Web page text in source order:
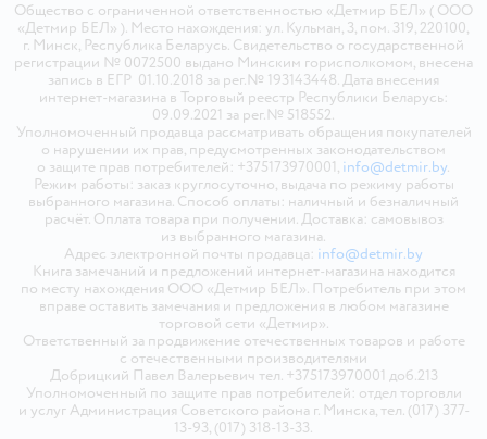
Общество с ограниченной ответственностью «Детмир БЕЛ» ( ООО
«Детмир БЕЛ» ). Место нахождения: ул. Кульман, 3, пом. 319, 220100,
г. Минск, Республика Беларусь. Свидетельство о государственной
регистрации № 0072500 выдано Минским горисполкомом, внесена
запись в ЕГР 01.10.2018 за рег.№ 193143448. Дата внесения
интернет-магазина в Торговый реестр Республики Беларусь:
09.09.2021 за рег.№ 518552.
Уполномоченный продавца рассматривать обращения покупателей
о нарушении их прав, предусмотренных законодательством
о защите прав потребителей: +375173970001, info@detmir.by.
Режим работы: заказ круглосуточно, выдача по режиму работы
выбранного магазина. Способ оплаты: наличный и безналичный
расчёт. Оплата товара при получении. Доставка: самовывоз
из выбранного магазина.
Адрес электронной почты продавца: info@detmir.by
Книга замечаний и предложений интернет-магазина находится
по месту нахождения ООО «Детмир БЕЛ». Потребитель при этом
вправе оставить замечания и предложения в любом магазине
торговой сети «Детмир».
Ответственный за продвижение отечественных товаров и работе
с отечественными производителями
Добрицкий Павел Валерьевич тел. +375173970001 доб.213
Уполномоченный по защите прав потребителей: отдел торговли
и услуг Администрация Советского района г. Минска, тел. (017) 377-
13-93, (017) 318-13-33.